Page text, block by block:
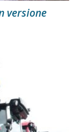
versione